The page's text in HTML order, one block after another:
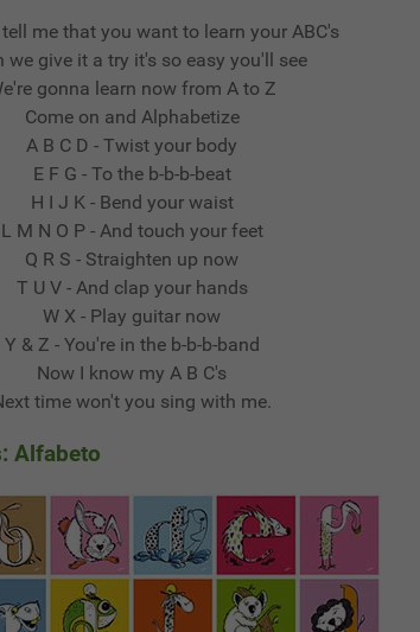
me that you want to learn your ABC's
we give it a try it's so easy you'll see
gonna learn now from A to Z
Come on and Alphabetize
A B C D - Twist your body
E F G - To the b-b-b-beat
H I J K - Bend your waist
L M N O P - And touch your feet
Q R S - Straighten up now
T U V - And clap your hands
W X - Play guitar now
Y & Z - You're in the b-b-b-band
Now I know my A B C's
time won't you sing with me.
Alfabeto